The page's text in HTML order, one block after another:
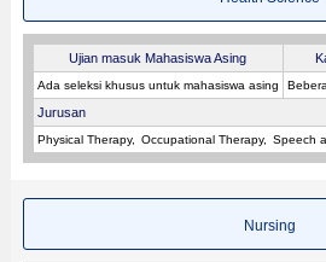
Ujian masuk Mahasiswa Asing
Ada seleksi khusus untuk mahasiswa asing
Jurusan
Physical Therapy Occupational Therapy Speech
Nursing